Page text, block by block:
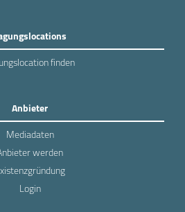
finden
Anbieter
Mediadaten
werden
Login